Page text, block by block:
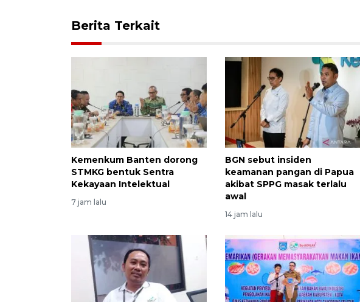
Berita Terkait
Kemenkum Banten dorong
STMKG bentuk Sentra
Kekayaan Intelektual
7 jam lalu
BGN sebut insiden
keamanan pangan di Papua
akibat SPPG masak terlalu
awal
14 jam lalu